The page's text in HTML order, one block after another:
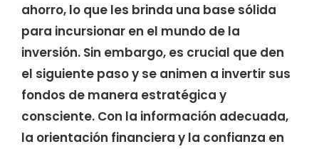
ahorro, lo que les brinda una base sólida
para incursionar en el mundo de la
inversión. Sin embargo, es crucial que den
el siguiente paso y se animen a invertir sus
fondos de manera estratégica y
consciente. Con la información adecuada,
la orientación financiera y la confianza en